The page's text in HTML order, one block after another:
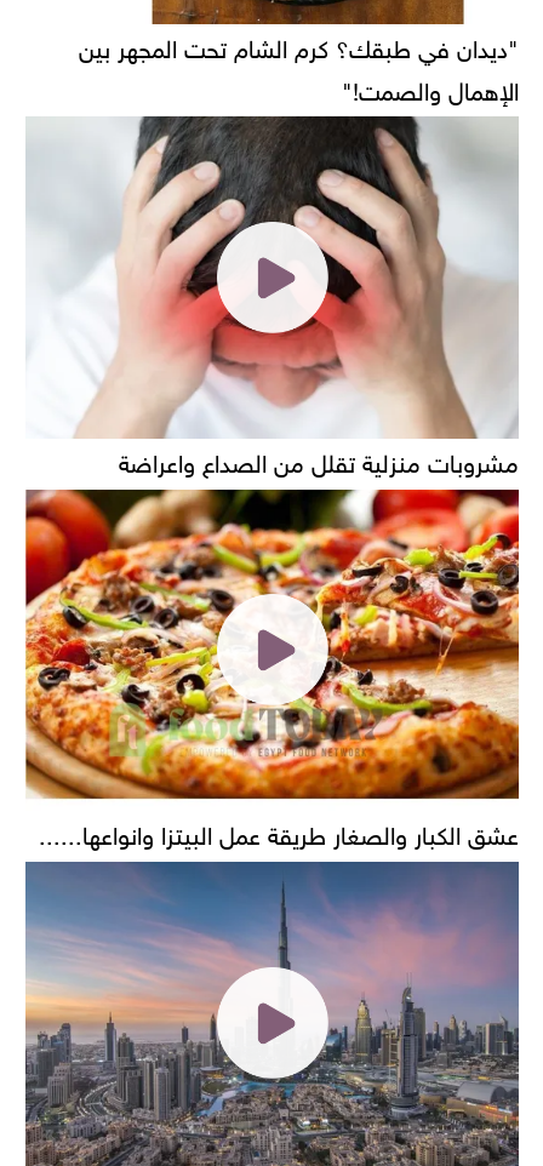
"ديدان في طبقك؟ كرم الشام تحت المجهر بين
الإهمال والصمت!"
مشروبات منزلية تقلل من الصداع واعراضة
عشق الكبار والصغار طريقة عمل البيتزا وانواعها......